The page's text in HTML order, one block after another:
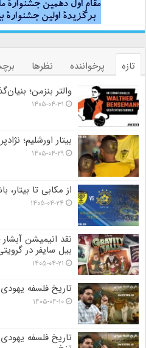
تازه پرخواننده نظرها
والتر بنزمن؛
۱۴۰۵-۰۴-۳۱
بیتار اورشلیم؛
۱۴۰۵-۰۴-۲۹
از مکابی تا
۱۴۰۵-۰۴-۲۴
بیل سایفر در
۱۴۰۵-۰۴-۲۱
تاریخ فلسفه
۱۴۰۵-۰۴-۱۰
تاریخ فلسفه